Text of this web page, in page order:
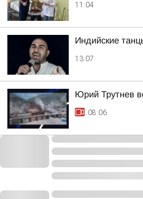
11:04
Индийские
13:07
Юрий Трутнев
08:06